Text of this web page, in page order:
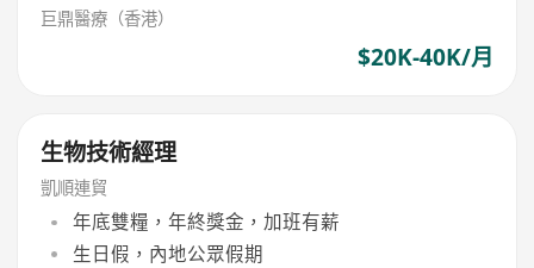
巨鼎醫療（香港）
$20K-40K/月
生物技術經理
凱順連貿
年底雙糧，年終獎金，加班有薪
生日假，內地公眾假期